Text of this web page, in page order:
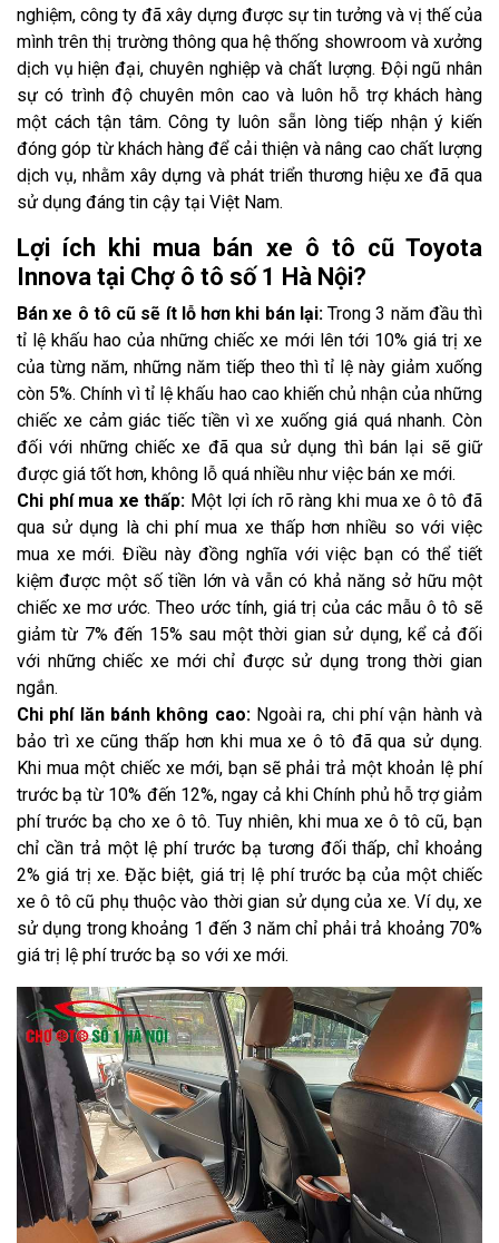
nghiệm, công ty đã xây dựng được sự tin tưởng và vị thế của
mình trên thị trường thông qua hệ thống showroom và xưởng
dịch vụ hiện đại, chuyên nghiệp và chất lượng. Đội ngũ nhân
sự có trình độ chuyên môn cao và luôn hỗ trợ khách hàng
một cách tận tâm. Công ty luôn sẵn lòng tiếp nhận ý kiến
đóng góp từ khách hàng để cải thiện và nâng cao chất lượng
dịch vụ, nhằm xây dựng và phát triển thương hiệu xe đã qua
sử dụng đáng tin cậy tại Việt Nam.
Lợi ích khi mua bán xe ô tô cũ Toyota
Innova tại Chợ ô tô số 1 Hà Nội?
Bán xe ô tô cũ sẽ ít lỗ hơn khi bán lại:Trong 3 năm đầu thì
tỉ lệ khấu hao của những chiếc xe mới lên tới 10% giá trị xe
của từng năm, những năm tiếp theo thì tỉ lệ này giảm xuống
còn 5%. Chính vì tỉ lệ khấu hao cao khiến chủ nhận của những
chiếc xe cảm giác tiếc tiền vì xe xuống giá quá nhanh. Còn
đối với những chiếc xe đã qua sử dụng thì bán lại sẽ giữ
được giá tốt hơn, không lỗ quá nhiều như việc bán xe mới.
Chi phí mua xe thấp: Một lợi ích rõ ràng khi mua xe ô tô đã
qua sử dụng là chi phí mua xe thấp hơn nhiều so với việc
mua xe mới. Điều này đồng nghĩa với việc bạn có thể tiết
kiệm được một số tiền lớn và vẫn có khả năng sở hữu một
chiếc xe mơ ước. Theo ước tính, giá trị của các mẫu ô tô sẽ
giảm từ 7% đến 15% sau một thời gian sử dụng, kể cả đối
với những chiếc xe mới chỉ được sử dụng trong thời gian
ngắn.
Chi phí lăn bánh không cao:Ngoài ra, chi phí vận hành và
bảo trì xe cũng thấp hơn khi mua xe ô tô đã qua sử dụng.
Khi mua một chiếc xe mới, bạn sẽ phải trả một khoản lệ phí
trước bạ từ 10% đến 12%, ngay cả khi Chính phủ hỗ trợ giảm
phí trước bạ cho xe ô tô. Tuy nhiên, khi mua xe ô tô cũ, bạn
chỉ cần trả một lệ phí trước bạ tương đối thấp, chỉ khoảng
2% giá trị xe. Đặc biệt, giá trị lệ phí trước bạ của một chiếc
xe ô tô cũ phụ thuộc vào thời gian sử dụng của xe. Ví dụ, xe
sử dụng trong khoảng 1 đến 3 năm chỉ phải trả khoảng 70%
giá trị lệ phí trước bạ so với xe mới.